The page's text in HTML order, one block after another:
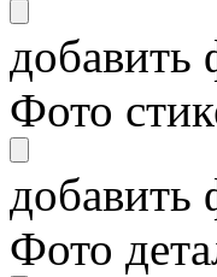
добавить
Фото
добавить
Фото